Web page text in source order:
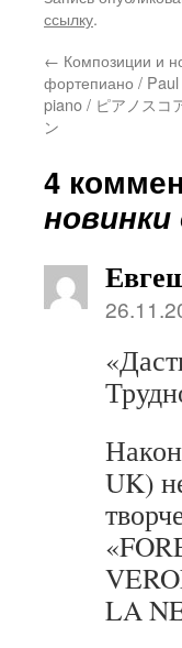
ссылку.
← Композиции и
фортепиано /
piano / ピアノスコ
ン
4
UK)
LA